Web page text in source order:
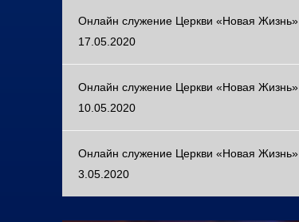
Онлайн служение Церкви «Новая Жизнь»
17.05.2020
Онлайн служение Церкви «Новая Жизнь»
10.05.2020
Онлайн служение Церкви «Новая Жизнь»
3.05.2020